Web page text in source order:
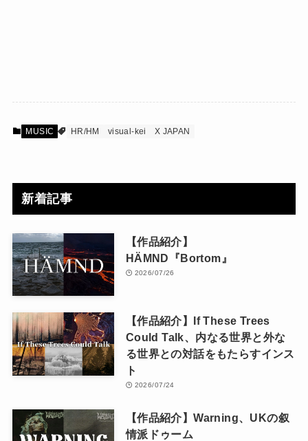
MUSIC HR/HM visual-kei X JAPAN
新着記事
【作品紹介】
HÄMND『Bortom』
2026/07/26
【作品紹介】If These Trees
Could Talk、内なる世界と外な
る世界との対話をもたらすインス
ト
2026/07/24
【作品紹介】Warning、UKの叙
情派ドゥーム